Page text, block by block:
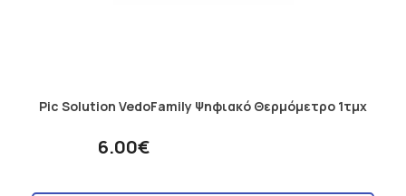
Pic Solution VedoFamily Ψηφιακό Θερμόμετρο 1τμχ
6.00€